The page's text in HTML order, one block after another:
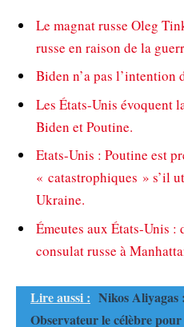
Le magnat russe Oleg
russe en raison de la
Biden n’a pas l’intention
Les États-Unis évoquent
Biden et Poutine.
Etats-Unis : Poutine est
« catastrophiques » s’il
Ukraine.
Émeutes aux États-Unis
consulat russe à
Lire aussi : Nikos Aliyagas
Observateur le célèbre pour